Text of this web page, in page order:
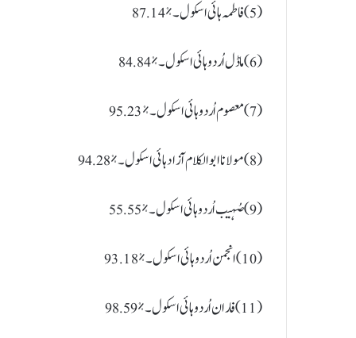
(5) فاطمہ ہائی اسکول ۔ %87.14
(6) ماڈل اُردو ہائی اسکول ۔ %84.84
(7) معصوم اُردو ہائی اسکول ۔ %95.23
(8) مولانا ابوالکلام آزاد ہائی اسکول ۔ %94.28
(9) صُہیب اُردو ہائی اسکول ۔ %55.55
(10) انجمن اُردو ہائی اسکول ۔ %93.18
(11) فاران اُردو ہائی اسکول ۔ %98.59